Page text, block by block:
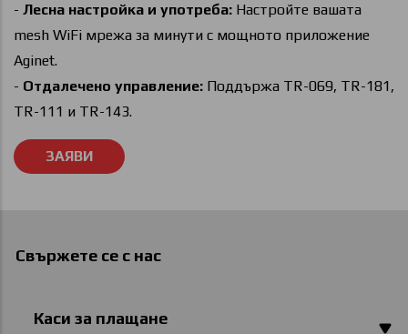
- Лесна настройка и употреба: Настройте вашата
mesh WiFi мрежа за минути с мощното приложение
Aginet.
- Отдалечено управление: Поддържа TR-069, TR-181,
TR-111 и TR-143.
Свържете се с нас
Каси за плащане